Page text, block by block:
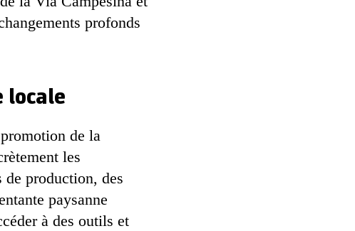
profonds
locale
de la
les
de production, des
paysanne
à des outils et